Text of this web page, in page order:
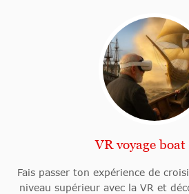
VR voyage
Fais passer ton expérience de
niveau supérieur avec la VR et